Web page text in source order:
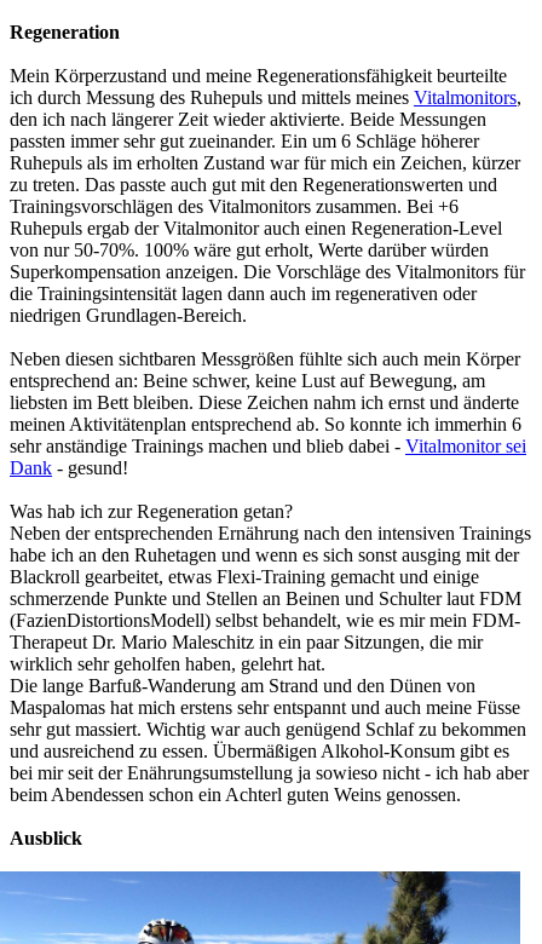
Regeneration
Mein Körperzustand und meine Regenerationsfähigkeit beurteilte
ich durch Messung des Ruhepuls und mittels meines Vitalmonitors,
den ich nach längerer Zeit wieder aktivierte. Beide Messungen
passten immer sehr gut zueinander. Ein um 6 Schläge höherer
Ruhepuls als im erholten Zustand war für mich ein Zeichen, kürzer
zu treten. Das passte auch gut mit den Regenerationswerten und
Trainingsvorschlägen des Vitalmonitors zusammen. Bei +6
Ruhepuls ergab der Vitalmonitor auch einen Regeneration-Level
von nur 50-70%. 100% wäre gut erholt, Werte darüber würden
Superkompensation anzeigen. Die Vorschläge des Vitalmonitors für
die Trainingsintensität lagen dann auch im regenerativen oder
niedrigen Grundlagen-Bereich.
Neben diesen sichtbaren Messgrößen fühlte sich auch mein Körper
entsprechend an: Beine schwer, keine Lust auf Bewegung, am
liebsten im Bett bleiben. Diese Zeichen nahm ich ernst und änderte
meinen Aktivitätenplan entsprechend ab. So konnte ich immerhin 6
sehr anständige Trainings machen und blieb dabei - Vitalmonitor sei
Dank - gesund!
Was hab ich zur Regeneration getan?
Neben der entsprechenden Ernährung nach den intensiven Trainings
habe ich an den Ruhetagen und wenn es sich sonst ausging mit der
Blackroll gearbeitet, etwas Flexi-Training gemacht und einige
schmerzende Punkte und Stellen an Beinen und Schulter laut FDM
(FazienDistortionsModell) selbst behandelt, wie es mir mein FDM-
Therapeut Dr. Mario Maleschitz in ein paar Sitzungen, die mir
wirklich sehr geholfen haben, gelehrt hat.
Die lange Barfuß-Wanderung am Strand und den Dünen von
Maspalomas hat mich erstens sehr entspannt und auch meine Füsse
sehr gut massiert. Wichtig war auch genügend Schlaf zu bekommen
und ausreichend zu essen. Übermäßigen Alkohol-Konsum gibt es
bei mir seit der Enährungsumstellung ja sowieso nicht - ich hab aber
beim Abendessen schon ein Achterl guten Weins genossen.
Ausblick